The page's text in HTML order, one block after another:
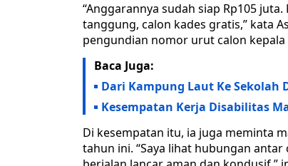
“Anggarannya sudah siap Rp105
tanggung, calon kades gratis,” kata
pengundian nomor urut calon kepala
Baca Juga:
Dari Kampung Laut Ke Sekolah
Kesempatan Kerja Disabilitas
Di kesempatan itu, ia juga meminta
tahun ini. “Saya lihat hubungan